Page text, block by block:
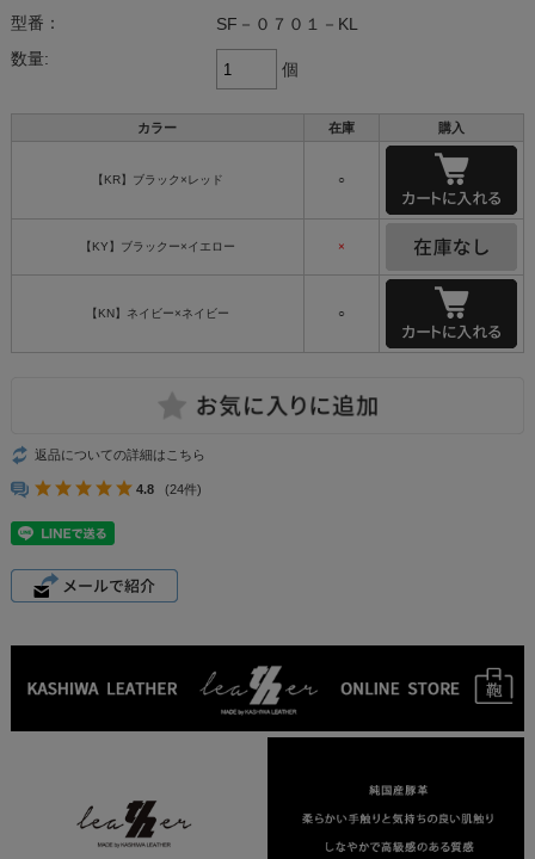
型番：
SF－０７０１－KL
数量:
個
カラー 在庫 購入
【KR】ブラック×レッド ○
【KY】ブラックー×イエロー ×
【KN】ネイビー×ネイビー ○
返品についての詳細はこちら
4.8 (24件)